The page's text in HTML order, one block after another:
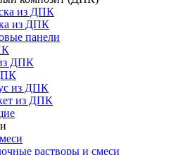
из ДПК
из ДПК
панели
ДПК
из ДПК
из ДПК
растворы и смеси